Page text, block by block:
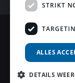
© 2026
STRIKT
ALLES
DETAILS